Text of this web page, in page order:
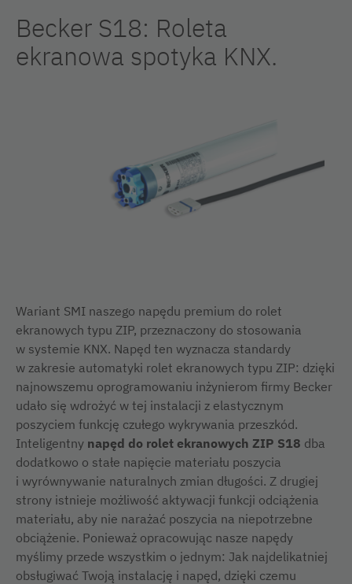
Becker S18: Roleta
ekranowa spotyka KNX.
Wariant SMI naszego napędu premium do rolet
ekranowych typu ZIP, przeznaczony do stosowania
w systemie KNX. Napęd ten wyznacza standardy
w zakresie automatyki rolet ekranowych typu ZIP: dzięki
najnowszemu oprogramowaniu inżynierom firmy Becker
udało się wdrożyć w tej instalacji z elastycznym
poszyciem funkcję czułego wykrywania przeszkód.
Inteligentny napęd do rolet ekranowych ZIP S18 dba
dodatkowo o stałe napięcie materiału poszycia
i wyrównywanie naturalnych zmian długości. Z drugiej
strony istnieje możliwość aktywacji funkcji odciążenia
materiału, aby nie narażać poszycia na niepotrzebne
obciążenie. Ponieważ opracowując nasze napędy
myślimy przede wszystkim o jednym: Jak najdelikatniej
obsługiwać Twoją instalację i napęd, dzięki czemu